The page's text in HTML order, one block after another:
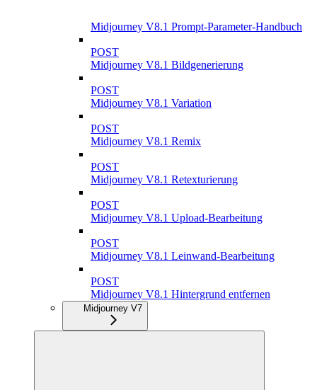
Midjourney V8.1 Prompt-Parameter-Handbuch
POST
Midjourney V8.1 Bildgenerierung
POST
Midjourney V8.1 Variation
POST
Midjourney V8.1 Remix
POST
Midjourney V8.1 Retexturierung
POST
Midjourney V8.1 Upload-Bearbeitung
POST
Midjourney V8.1 Leinwand-Bearbeitung
POST
Midjourney V8.1 Hintergrund entfernen
Midjourney V7